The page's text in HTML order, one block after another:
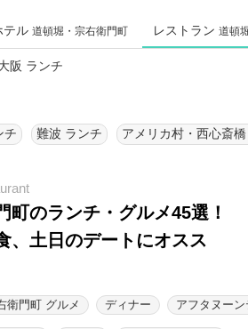
テル 道頓堀・宗右衛門町 レストラン 道頓
阪 ランチ
チ 難波 ランチ
町のランチ・グルメ45選！
、土日のデートにオスス
衛門町 グルメ ディナー アフタヌー